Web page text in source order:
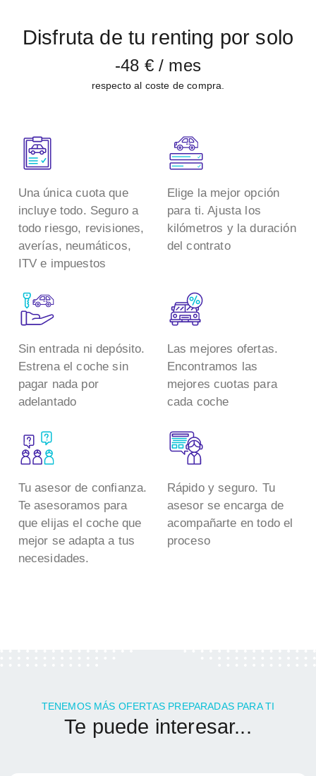
Disfruta de tu renting por solo
-48 €/ mes
respecto al coste de compra.
Una única cuota que
incluye todo. Seguro a
todo riesgo, revisiones,
averías, neumáticos,
ITV e impuestos
Elige la mejor opción
para ti. Ajusta los
kilómetros y la duración
del contrato
Sin entrada ni depósito.
Estrena el coche sin
pagar nada por
adelantado
Las mejores ofertas.
Encontramos las
mejores cuotas para
cada coche
Tu asesor de confianza.
Te asesoramos para
que elijas el coche que
mejor se adapta a tus
necesidades.
Rápido y seguro. Tu
asesor se encarga de
acompañarte en todo el
proceso
TENEMOS MÁS OFERTAS PREPARADAS PARA TI
Te puede interesar...